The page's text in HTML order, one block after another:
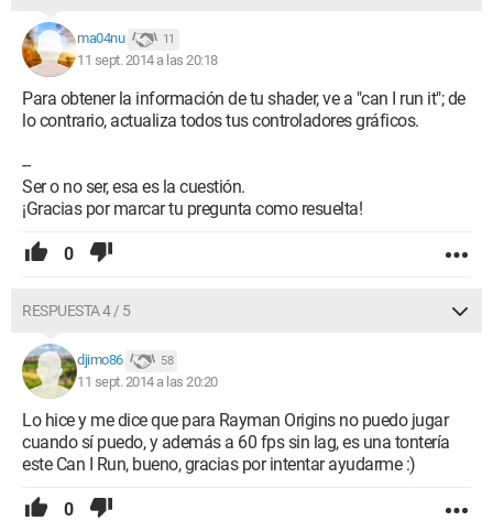
ma04nu 11
11 sept. 2014 a las 20:18
Para obtener la información de tu shader, ve a "can I run it"; de
lo contrario, actualiza todos tus controladores gráficos.
--
Ser o no ser, esa es la cuestión.
¡Gracias por marcar tu pregunta como resuelta!
0
RESPUESTA 4 / 5
djimo86 58
11 sept. 2014 a las 20:20
Lo hice y me dice que para Rayman Origins no puedo jugar
cuando sí puedo, y además a 60 fps sin lag, es una tontería
este Can I Run, bueno, gracias por intentar ayudarme :)
0